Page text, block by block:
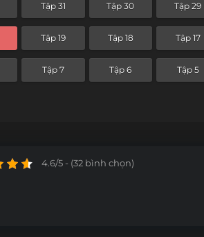
Tập 31 Tập 30 Tập 29
Tập 19 Tập 18 Tập 17
Tập 7 Tập 6 Tập 5
4.6/5 - (32 bình chọn)